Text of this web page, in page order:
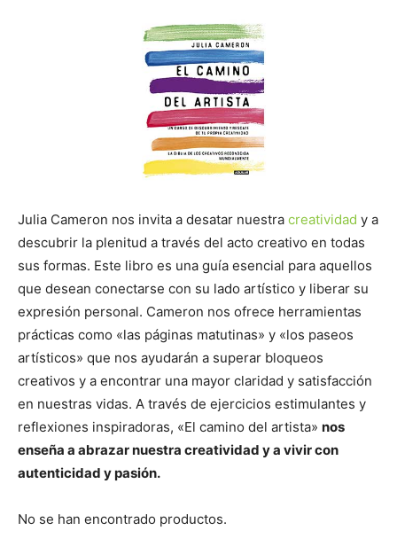
Julia Cameron nos invita a desatar nuestra creatividad y a
descubrir la plenitud a través del acto creativo en todas
sus formas. Este libro es una guía esencial para aquellos
que desean conectarse con su lado artístico y liberar su
expresión personal. Cameron nos ofrece herramientas
prácticas como «las páginas matutinas» y «los paseos
artísticos» que nos ayudarán a superar bloqueos
creativos y a encontrar una mayor claridad y satisfacción
en nuestras vidas. A través de ejercicios estimulantes y
reflexiones inspiradoras, «El camino del artista» nos
enseña a abrazar nuestra creatividad y a vivir con
autenticidad y pasión.
No se han encontrado productos.